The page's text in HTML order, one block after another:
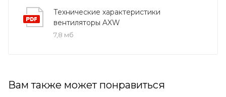
Технические характеристики
вентиляторы AXW
7,8 мб
Вам также может понравиться